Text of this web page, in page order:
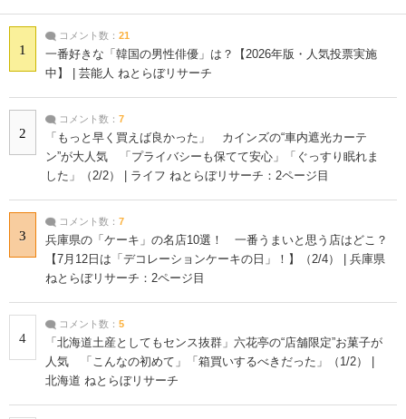
1
コメント数： 21
一番好きな「韓国の男性俳優」は？【2026年版・人気投票実施
中】 | 芸能人 ねとらぼリサーチ
2
コメント数： 7
「もっと早く買えば良かった」 カインズの“車内遮光カーテ
ン”が大人気 「プライバシーも保てて安心」「ぐっすり眠れま
した」（2/2） | ライフ ねとらぼリサーチ：2ページ目
3
コメント数： 7
兵庫県の「ケーキ」の名店10選！ 一番うまいと思う店はどこ？
【7月12日は「デコレーションケーキの日」！】（2/4） | 兵庫県
ねとらぼリサーチ：2ページ目
4
コメント数： 5
「北海道土産としてもセンス抜群」六花亭の“店舗限定”お菓子が
人気 「こんなの初めて」「箱買いするべきだった」（1/2） |
北海道 ねとらぼリサーチ